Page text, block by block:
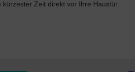
Zeit direkt vor Ihre Haustür.